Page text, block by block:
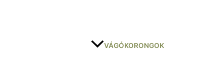
VÁGÓKORONGOK